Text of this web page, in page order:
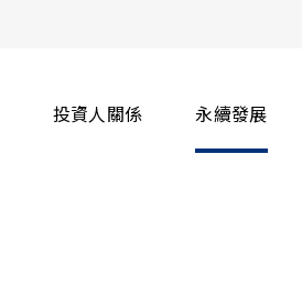
投資人關係 永續發展